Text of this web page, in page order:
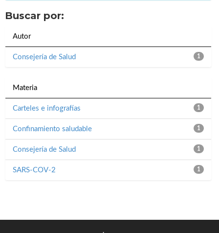
Buscar por:
Autor
1
Consejería de Salud
Materia
1
Carteles e infografías
1
Confinamiento saludable
1
Consejería de Salud
1
SARS-COV-2